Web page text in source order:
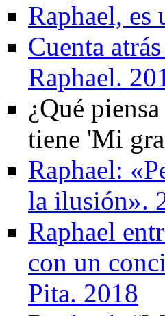
Raphael, es
Cuenta
Raphael.
¿Qué
tiene 'Mi
Raphael:
la ilusión».
Raphael
con un
Pita. 2018